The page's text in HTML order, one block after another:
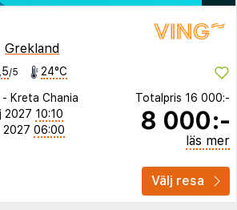
Grekland
/5 24°C
- Kreta Chania
2027 10:10
2027 06:00
Totalpris 16 000:-
8 000:-
läs mer
Välj resa